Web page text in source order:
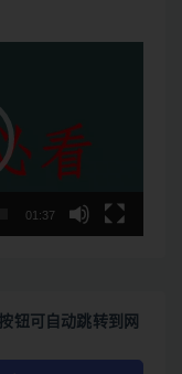
01:37
钮可自动跳转到网